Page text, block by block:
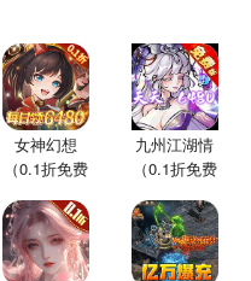
女神幻想
（0.1折免费
九州江湖情
（0.1折免费